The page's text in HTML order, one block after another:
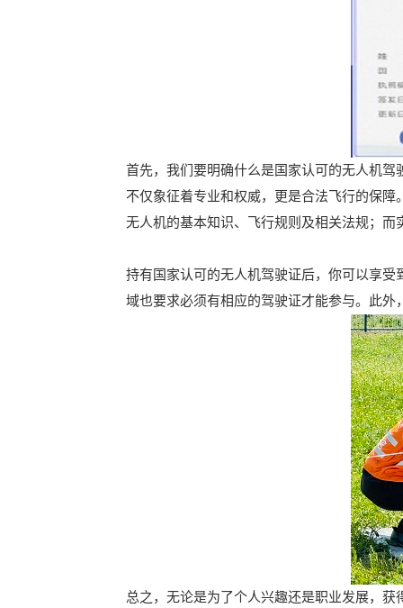
首先，我们要明确什么是国家认可的无人机
不仅象征着专业和权威，更是合法飞行的保
无人机的基本知识、飞行规则及相关法规；
持有国家认可的无人机驾驶证后，你可以享
域也要求必须有相应的驾驶证才能参与。此
总之，无论是为了个人兴趣还是职业发展，